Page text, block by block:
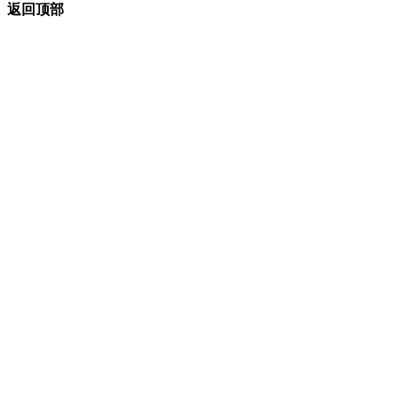
返回顶部